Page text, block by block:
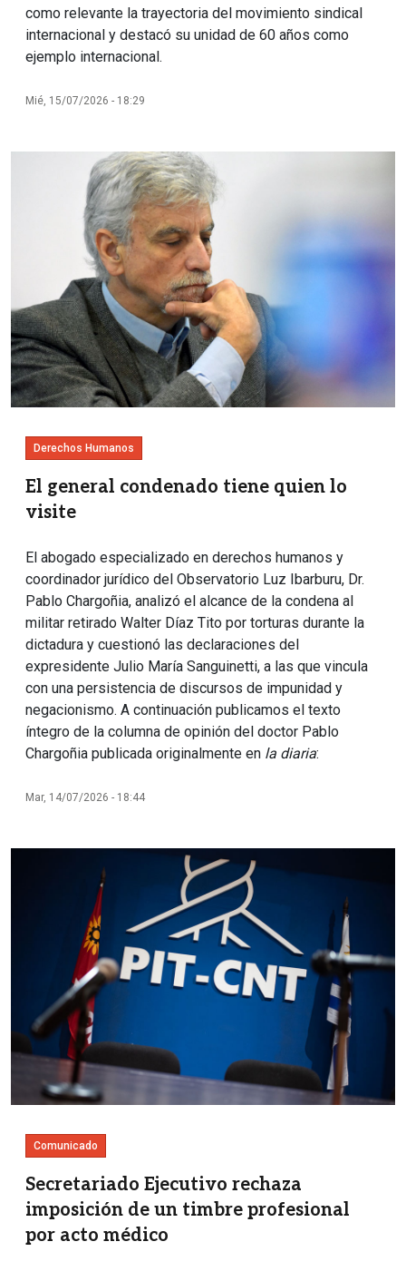
como relevante la trayectoria del movimiento sindical
internacional y destacó su unidad de 60 años como
ejemplo internacional.
Mié, 15/07/2026 - 18:29
Derechos Humanos
El general condenado tiene quien lo
visite
El abogado especializado en derechos humanos y
coordinador jurídico del Observatorio Luz Ibarburu, Dr.
Pablo Chargoñia, analizó el alcance de la condena al
militar retirado Walter Díaz Tito por torturas durante la
dictadura y cuestionó las declaraciones del
expresidente Julio María Sanguinetti, a las que vincula
con una persistencia de discursos de impunidad y
negacionismo. A continuación publicamos el texto
íntegro de la columna de opinión del doctor Pablo
Chargoñia publicada originalmente en la diaria:
Mar, 14/07/2026 - 18:44
Comunicado
Secretariado Ejecutivo rechaza
imposición de un timbre profesional
por acto médico